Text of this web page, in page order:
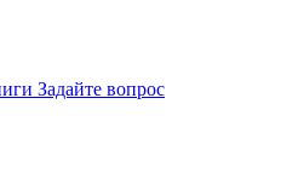
Задайте вопрос